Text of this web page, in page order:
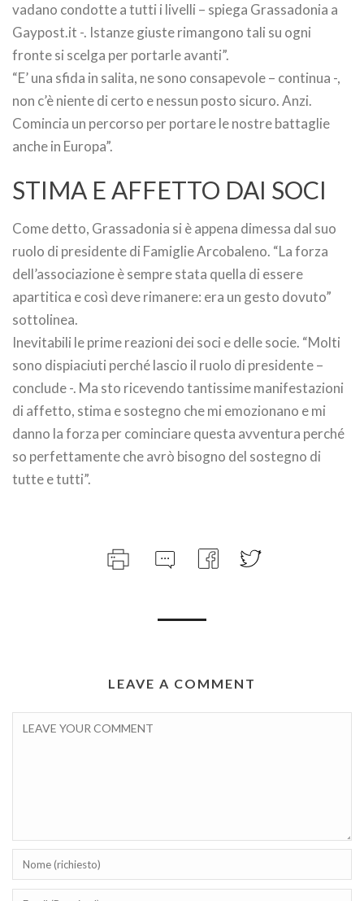
vadano condotte a tutti i livelli – spiega Grassadonia a
Gaypost.it -. Istanze giuste rimangono tali su ogni
fronte si scelga per portarle avanti”.
“E’ una sfida in salita, ne sono consapevole – continua -,
non c’è niente di certo e nessun posto sicuro. Anzi.
Comincia un percorso per portare le nostre battaglie
anche in Europa”.
STIMA E AFFETTO DAI SOCI
Come detto, Grassadonia si è appena dimessa dal suo
ruolo di presidente di Famiglie Arcobaleno. “La forza
dell’associazione è sempre stata quella di essere
apartitica e così deve rimanere: era un gesto dovuto”
sottolinea.
Inevitabili le prime reazioni dei soci e delle socie. “Molti
sono dispiaciuti perché lascio il ruolo di presidente –
conclude -. Ma sto ricevendo tantissime manifestazioni
di affetto, stima e sostegno che mi emozionano e mi
danno la forza per cominciare questa avventura perché
so perfettamente che avrò bisogno del sostegno di
tutte e tutti”.
LEAVE A COMMENT